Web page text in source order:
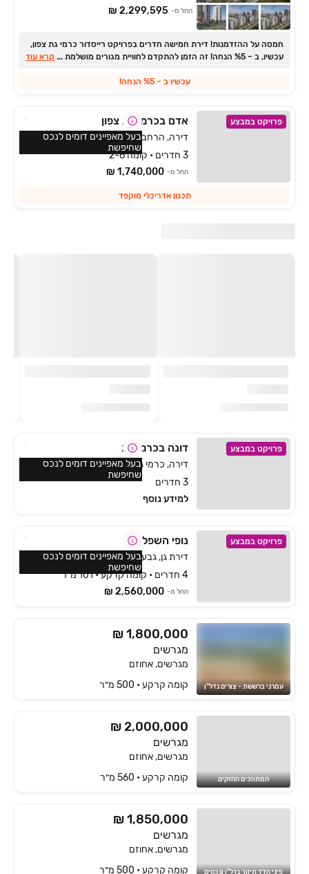
החל מ- 2,299,595 ₪
חמסה על ההזדמנות! דירת חמישה חדרים בפרויקט רייסדור כרמי גת צפון,
עכשיו, ב ‏– ‏5‏% הנחה! זה הזמן להתקדם לחוויית מגורים מושלמת למשפחות
... קרא עוד
עכשיו ב ‏– ‏5‏% הנחה!
פרויקט במבצע אדם בכרמי גת צפון
דירה, הרחבה צפונית, קרית גת
3 חדרים • קומה 2-6
החל מ- 1,740,000 ₪
תכנון אדריכלי מוקפד
בעל מאפיינים דומים לנכס
שחיפשת
פרויקט במבצע דונה בכרמי גת
דירה, כרמי גת, קרית גת
3 חדרים
למידע נוסף
בעל מאפיינים דומים לנכס
שחיפשת
פרויקט במבצע נופי השפלה
דירת גן, גבעת שמשון, גן יבנה
4 חדרים • קומה קרקע • 101 מ״ר
החל מ- 2,560,000 ₪
בעל מאפיינים דומים לנכס
שחיפשת
עמרני ברששת - צורים נדל"ן
₪ 1,800,000
מגרשים
מגרשים, אחוזם
קומה ‎קרקע‏ • 500 מ״ר
המתווכים החזקים
₪ 2,000,000
מגרשים
מגרשים, אחוזם
קומה ‎קרקע‏ • 560 מ״ר
פיני חדד תיווך נדל"ן ונכסים
₪ 1,850,000
מגרשים
מגרשים, אחוזם
קומה ‎קרקע‏ • 500 מ״ר